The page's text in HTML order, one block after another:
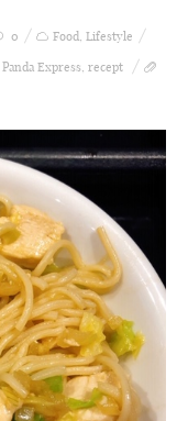
0 Food, Lifestyle
Panda Express, recept